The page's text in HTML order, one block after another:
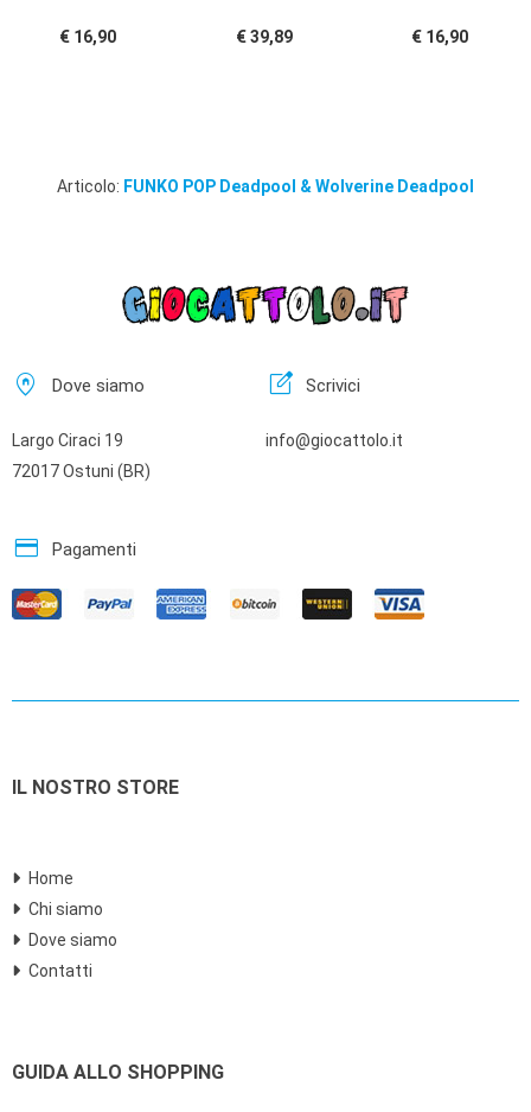
€ 16,90 € 39,89 € 16,90
Articolo: FUNKO POP Deadpool & Wolverine Deadpool
home_pin Dove siamo
Largo Ciraci 19
72017 Ostuni (BR)
edit_square Scrivici
info@giocattolo.it
credit_card Pagamenti
IL NOSTRO STORE
Home
Chi siamo
Dove siamo
Contatti
GUIDA ALLO SHOPPING